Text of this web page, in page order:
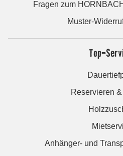
Fragen zum
Muster-
Top-
Reservieren
Anhänger- und